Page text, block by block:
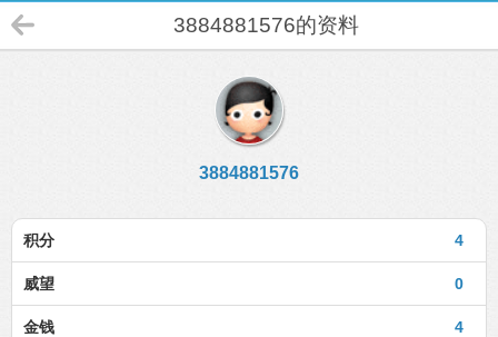
3884881576的资料
3884881576
4
积分
0
威望
4
金钱